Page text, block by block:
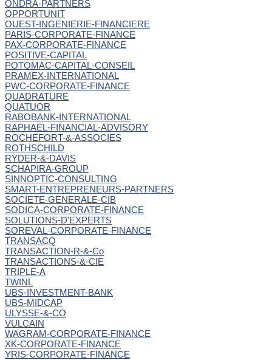
ONDRA-PARTNERS
OPPORTUNIT
OUEST-INGENIERIE-FINANCIERE
PARIS-CORPORATE-FINANCE
PAX-CORPORATE-FINANCE
POSITIVE-CAPITAL
POTOMAC-CAPITAL-CONSEIL
PRAMEX-INTERNATIONAL
PWC-CORPORATE-FINANCE
QUADRATURE
QUATUOR
RABOBANK-INTERNATIONAL
RAPHAEL-FINANCIAL-ADVISORY
ROCHEFORT-&-ASSOCIES
ROTHSCHILD
RYDER-&-DAVIS
SCHAPIRA-GROUP
SINNOPTIC-CONSULTING
SMART-ENTREPRENEURS-PARTNERS
SOCIETE-GENERALE-CIB
SODICA-CORPORATE-FINANCE
SOLUTIONS-D'EXPERTS
SOREVAL-CORPORATE-FINANCE
TRANSACQ
TRANSACTION-R-&-Co
TRANSACTIONS-&-CIE
TRIPLE-A
TWINL
UBS-INVESTMENT-BANK
UBS-MIDCAP
ULYSSE-&-CO
VULCAIN
WAGRAM-CORPORATE-FINANCE
XK-CORPORATE-FINANCE
YRIS-CORPORATE-FINANCE